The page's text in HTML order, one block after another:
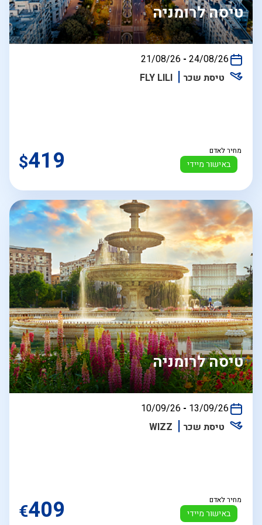
טיסה לרומניה
בין
התאריכים,
21/08/26 - 24/08/26
טיסת שכר
FLY LILI
באישור מיידי
מחיר לאדם $419
טיסה לרומניה
בין
התאריכים,
10/09/26 - 13/09/26
טיסת שכר
WIZZ
באישור מיידי
מחיר לאדם €409